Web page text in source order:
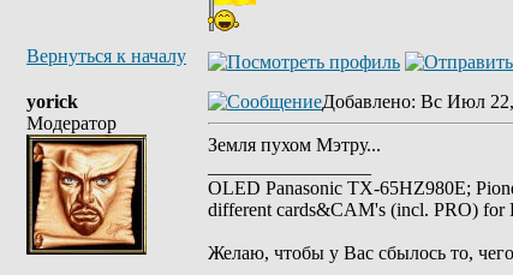
Вернуться к началу
yorick
Модератор
Добавлено: Вс Июл
Земля пухом Мэтру...
OLED Panasonic TX-65HZ980E;
different cards&CAM's (incl. PRO) for
Желаю, чтобы у Вас сбылось то,